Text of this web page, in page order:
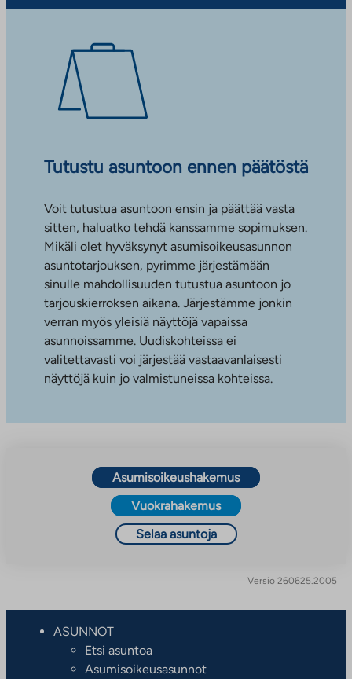
Tutustu asuntoon ennen päätöstä
Voit tutustua asuntoon ensin ja päättää vasta
sitten, haluatko tehdä kanssamme sopimuksen.
Mikäli olet hyväksynyt asumisoikeusasunnon
asuntotarjouksen, pyrimme järjestämään
sinulle mahdollisuuden tutustua asuntoon jo
tarjouskierroksen aikana. Järjestämme jonkin
verran myös yleisiä näyttöjä vapaissa
asunnoissamme. Uudiskohteissa ei
valitettavasti voi järjestää vastaavanlaisesti
näyttöjä kuin jo valmistuneissa kohteissa.
Asumisoikeushakemus
Vuokrahakemus
Selaa asuntoja
Versio 260625.2005
ASUNNOT
Etsi asuntoa
Asumisoikeusasunnot